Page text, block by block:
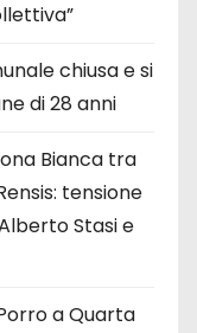
chiusa e si
di 28 anni
Bianca tra
tensione
Stasi e
a Quarta